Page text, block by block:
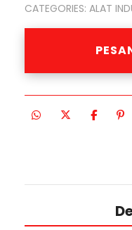
CATEGORIES: ALAT